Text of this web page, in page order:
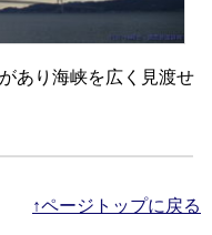
あり海峡を広く見渡せ
↑ページトップに戻る